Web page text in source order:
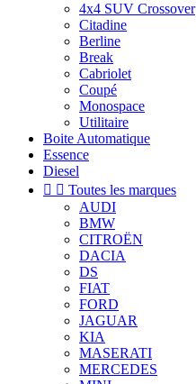
4x4 SUV Crossover
Citadine
Berline
Break
Cabriolet
Coupé
Monospace
Utilitaire
Boite Automatique
Essence
Diesel
  Toutes les marques
AUDI
BMW
CITROËN
DACIA
DS
FIAT
FORD
JAGUAR
KIA
MASERATI
MERCEDES